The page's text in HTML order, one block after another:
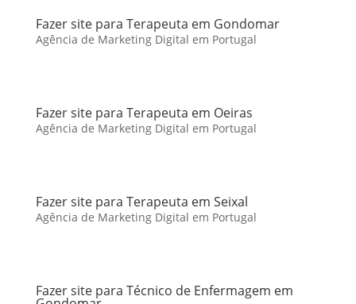
Fazer site para Terapeuta em Gondomar
Agência de Marketing Digital em Portugal
Fazer site para Terapeuta em Oeiras
Agência de Marketing Digital em Portugal
Fazer site para Terapeuta em Seixal
Agência de Marketing Digital em Portugal
Fazer site para Técnico de Enfermagem em